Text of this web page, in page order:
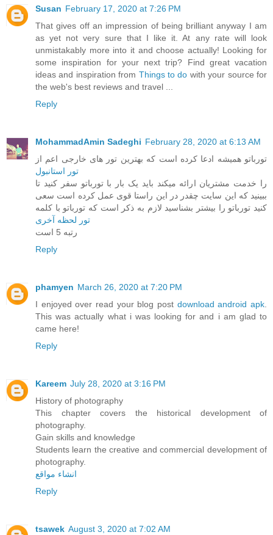
Susan February 17, 2020 at 7:26 PM
That gives off an impression of being brilliant anyway I am
as yet not very sure that I like it. At any rate will look
unmistakably more into it and choose actually! Looking for
some inspiration for your next trip? Find great vacation
ideas and inspiration from Things to do with your source for
the web's best reviews and travel ...
Reply
MohammadAmin Sadeghi February 28, 2020 at 6:13 AM
تورباتو همیشه ادعا کرده است که بهترین تور های خارجی اعم از
تور استانبول
را خدمت مشتریان ارائه میکند باید یک بار با تورباتو سفر کنید تا
ببینید که این سایت چقدر در این راستا قوی عمل کرده است سعی
کنید تورباتو را بیشتر بشناسید لازم به ذکر است که تورباتو با کلمه
تور لحظه آخری
رتبه 5 است
Reply
phamyen March 26, 2020 at 7:20 PM
I enjoyed over read your blog post download android apk
This was actually what i was looking for and i am glad to
came here!
Reply
Kareem July 28, 2020 at 3:16 PM
History of photography
This chapter covers the historical development of
photography.
Gain skills and knowledge
Students learn the creative and commercial development of
photography.
انشاء مواقع
Reply
tsawek August 3, 2020 at 7:02 AM